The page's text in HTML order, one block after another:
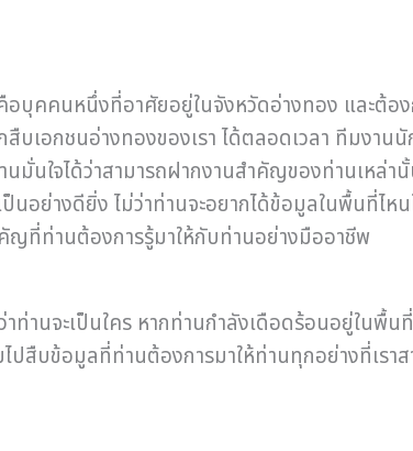
อบุคคนหนึ่งที่อาศัยอยู่ในจังหวัดอ่างทอง และต้อ
บเอกชนอ่างทองของเรา ได้ตลอดเวลา ทีมงา
นมั่นใจได้ว่าสามารถฝากงานสำคัญของท่านเหล่
นอย่างดียิ่ง ไม่ว่าท่านจะอยากได้ข้อมูลในพื้นที่ไห
ญที่ท่านต้องการรู้มาให้กับท่านอย่างมืออาชีพ
ท่านจะเป็นใคร หากท่านกำลังเดือดร้อนอยู่ในพื้น
ไปสืบข้อมูลที่ท่านต้องการมาให้ท่านทุกอย่างที่เรา